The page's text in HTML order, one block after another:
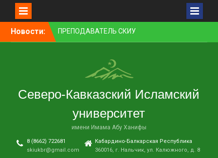
Перейти
Новости:
ПРЕПОДАВАТЕЛЬ СКИУ
ЗАНЯЛ ПЕРВОЕ МЕСТО В
НАУЧНАЯ СТАТЬЯ»
В НАЛЬЧИКЕ СОСТОЯЛСЯ
ПРЕМЬЕРНЫЙ ПОКАЗ
ФИЛЬМА «ОДИН ДЕНЬ
В СКИУ ПРОШЛИ
В АДМИНИСТРАЦИИ Г. О.
НАЛЬЧИК ПРОШЛО
Северо-Кавказский Исламский
университет
имени Имама Абу Ханифы
8 (8662) 722681
skiukbr@gmail.com
Кабардино-Балкарская Республика
360016, г. Нальчик, ул. Калюжного, д. 8